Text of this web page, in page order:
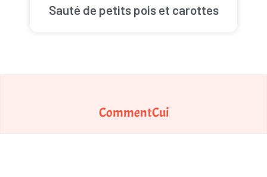
Sauté de petits pois et carottes
CommentCui